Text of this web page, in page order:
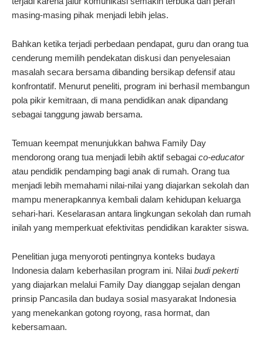
masing-masing pihak menjadi lebih jelas.
Bahkan ketika terjadi perbedaan pendapat, guru dan orang tua
cenderung memilih pendekatan diskusi dan penyelesaian
masalah secara bersama dibanding bersikap defensif atau
konfrontatif. Menurut peneliti, program ini berhasil membangun
pola pikir kemitraan, di mana pendidikan anak dipandang
sebagai tanggung jawab bersama.
Temuan keempat menunjukkan bahwa Family Day
mendorong orang tua menjadi lebih aktif sebagai co-educator
atau pendidik pendamping bagi anak di rumah. Orang tua
menjadi lebih memahami nilai-nilai yang diajarkan sekolah dan
mampu menerapkannya kembali dalam kehidupan keluarga
sehari-hari. Keselarasan antara lingkungan sekolah dan rumah
inilah yang memperkuat efektivitas pendidikan karakter siswa.
Penelitian juga menyoroti pentingnya konteks budaya
Indonesia dalam keberhasilan program ini. Nilai budi pekerti
yang diajarkan melalui Family Day dianggap sejalan dengan
prinsip Pancasila dan budaya sosial masyarakat Indonesia
yang menekankan gotong royong, rasa hormat, dan
kebersamaan.